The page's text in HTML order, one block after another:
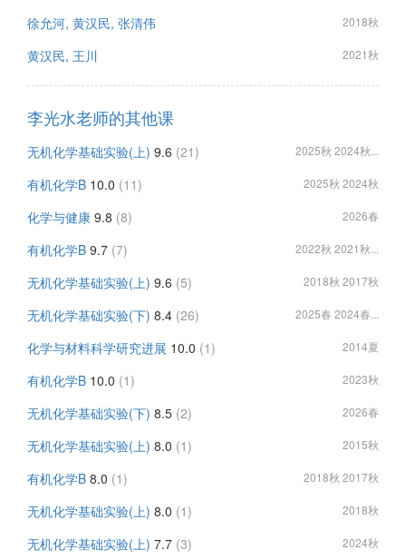
徐允河, 黄汉民, 张清伟 2018秋
黄汉民, 王川 2021秋
李光水老师的其他课
无机化学基础实验(上) 9.6 (21) 2025秋 2024秋...
有机化学B 10.0 (11) 2025秋 2024秋
化学与健康 9.8 (8) 2026春
有机化学B 9.7 (7) 2022秋 2021秋...
无机化学基础实验(上) 9.6 (5) 2018秋 2017秋
无机化学基础实验(下) 8.4 (26) 2025春 2024春...
化学与材料科学研究进展 10.0 (1) 2014夏
有机化学B 10.0 (1) 2023秋
无机化学基础实验(下) 8.5 (2) 2026春
无机化学基础实验(上) 8.0 (1) 2015秋
有机化学B 8.0 (1) 2018秋 2017秋
无机化学基础实验(上) 8.0 (1) 2018秋
无机化学基础实验(上) 7.7 (3) 2024秋